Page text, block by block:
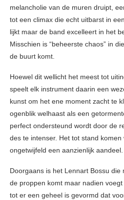
melancholie van de muren druipt,
tot een climax die echt uitbarst in
lijkt maar de band excelleert in het
Misschien is “beheerste chaos” in
de buurt komt.
Hoewel dit wellicht het meest tot
speelt elk instrument daarin een
kunst om het ene moment zacht te
ogenblik welhaast als een
perfect ondersteund wordt door de
des te intenser. Het tot stand
ongetwijfeld een aanzienlijk aandeel.
Doorgaans is het Lennart Bossu
de proppen komt maar nadien
tot er een geheel is gevormd dat